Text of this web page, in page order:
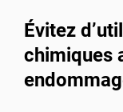
Évitez
chimiques